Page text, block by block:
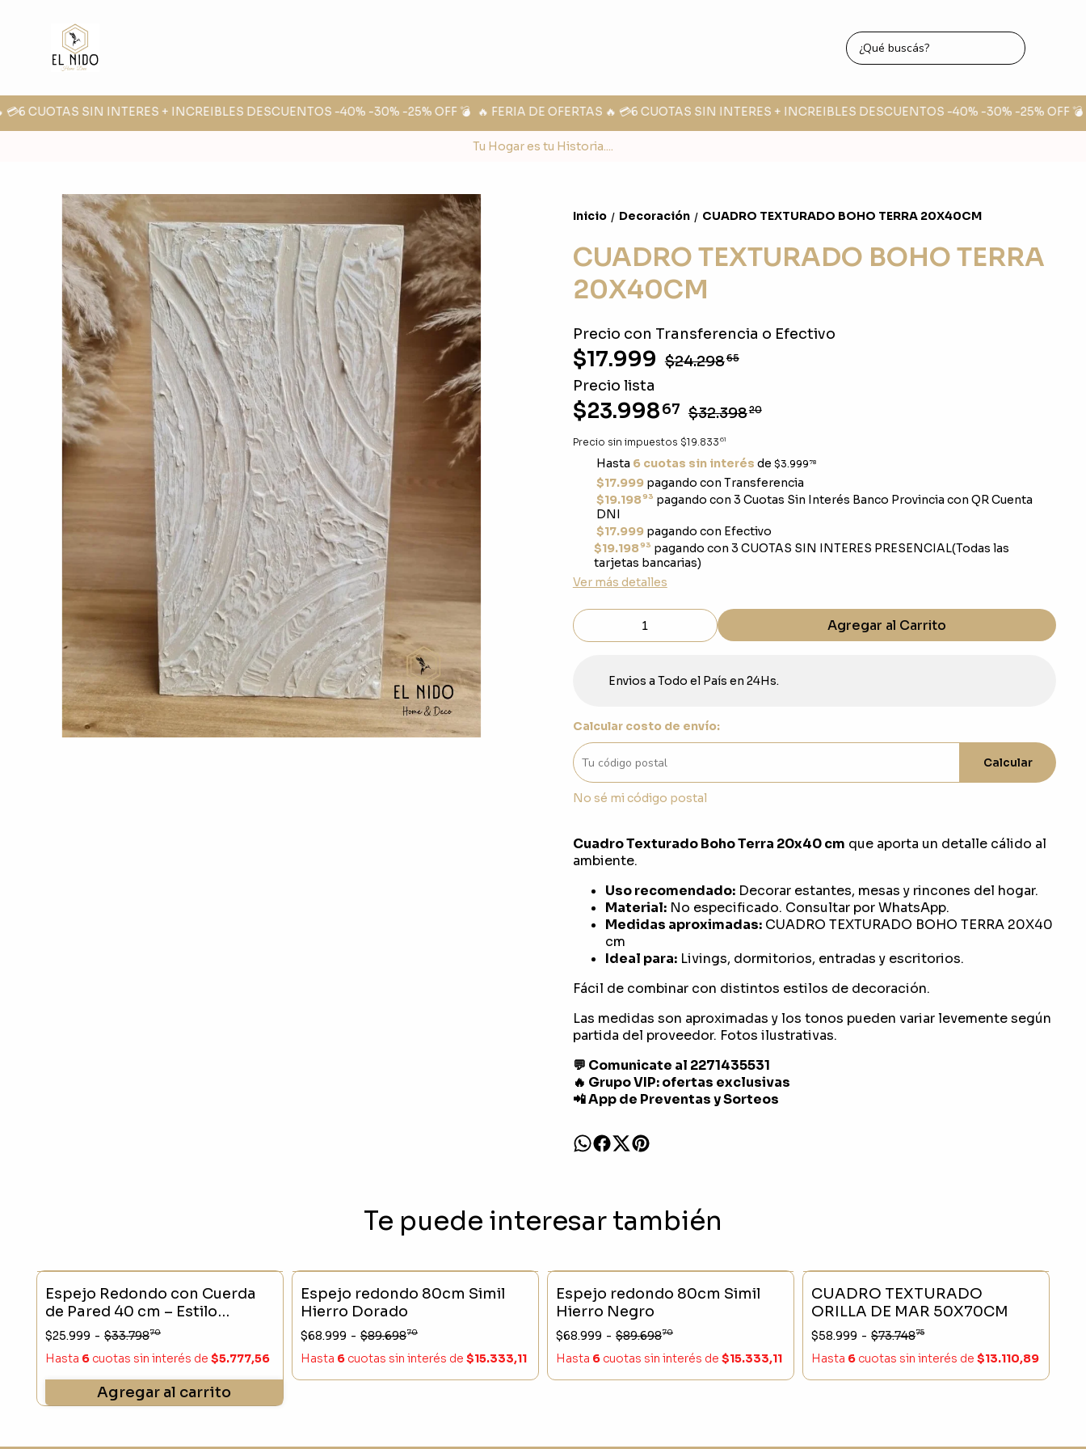
CUOTAS SIN INTERES + INCREIBLES DESCUENTOS -40% -30% -25% OFF 💣 🔥 FERIA DE OFERTAS 🔥 💳6 CUOTAS SIN INTERES + INCREIBLES DESCUENTOS -40% -30% -25% OFF 💣
Tu Hogar es tu Historia....
Inicio / Decoración / CUADRO TEXTURADO BOHO TERRA 20X40CM
CUADRO TEXTURADO BOHO TERRA
20X40CM
Precio con Transferencia o Efectivo
$17.999 $24.29865
Precio lista
$23.99867 $32.39820
Precio sin impuestos $19.833 61
Hasta 6 cuotas sin interés de $3.999 78
$17.999pagando con Transferencia
$19.19893 pagando con 3 Cuotas Sin Interés Banco Provincia con QR Cuenta
DNI
$17.999pagando con Efectivo
$19.19893 pagando con 3 CUOTAS SIN INTERES PRESENCIAL(Todas las
tarjetas bancarias)
Ver más detalles
Agregar al Carrito
Envios a Todo el País en 24Hs.
Calcular costo de envío:
Calcular
No sé mi código postal
Cuadro Texturado Boho Terra 20x40 cm que aporta un detalle cálido al
ambiente.
Uso recomendado:Decorar estantes, mesas y rincones del hogar.
Material:No especificado. Consultar por WhatsApp.
Medidas aproximadas:CUADRO TEXTURADO BOHO TERRA 20X40
cm
Ideal para:Livings, dormitorios, entradas y escritorios.
Fácil de combinar con distintos estilos de decoración.
Las medidas son aproximadas y los tonos pueden variar levemente según
partida del proveedor. Fotos ilustrativas.
💬 Comunicate al 2271435531
🔥 Grupo VIP: ofertas exclusivas
📲 App de Preventas y Sorteos
Te puede interesar también
- 23 %
Espejo Redondo con Cuerda
de Pared 40 cm – Estilo
Nórdico
$25.999 - $33.79870
Hasta 6 cuotas sin interés de $5.777,56
Agregar al carrito
SIN STOCK - 23 %
Espejo redondo 80cm Simil
Hierro Dorado
$68.999 - $89.69870
Hasta 6 cuotas sin interés de $15.333,11
SIN STOCK - 23 %
Espejo redondo 80cm Simil
Hierro Negro
$68.999 - $89.69870
Hasta 6 cuotas sin interés de $15.333,11
SIN STOCK
CUADRO TEXTURADO
ORILLA DE MAR 50X70CM
$58.999 - $73.74875
Hasta 6 cuotas sin interés de $13.110,89